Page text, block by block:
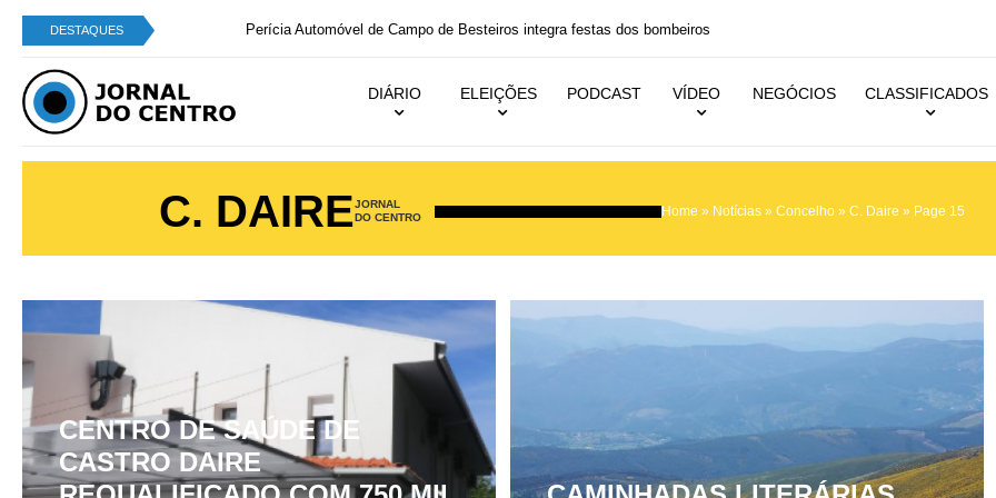
DESTAQUES Perícia Automóvel de Campo de Besteiros integra festas dos bombeiros
DIÁRIO ELEIÇÕES PODCAST VÍDEO NEGÓCIOS CLASSIFICADOS
C. DAIREJORNAL
DO CENTRO
Home » Notícias » Concelho » C. Daire » Page 15
CENTRO DE SAÚDE DE
CASTRO DAIRE